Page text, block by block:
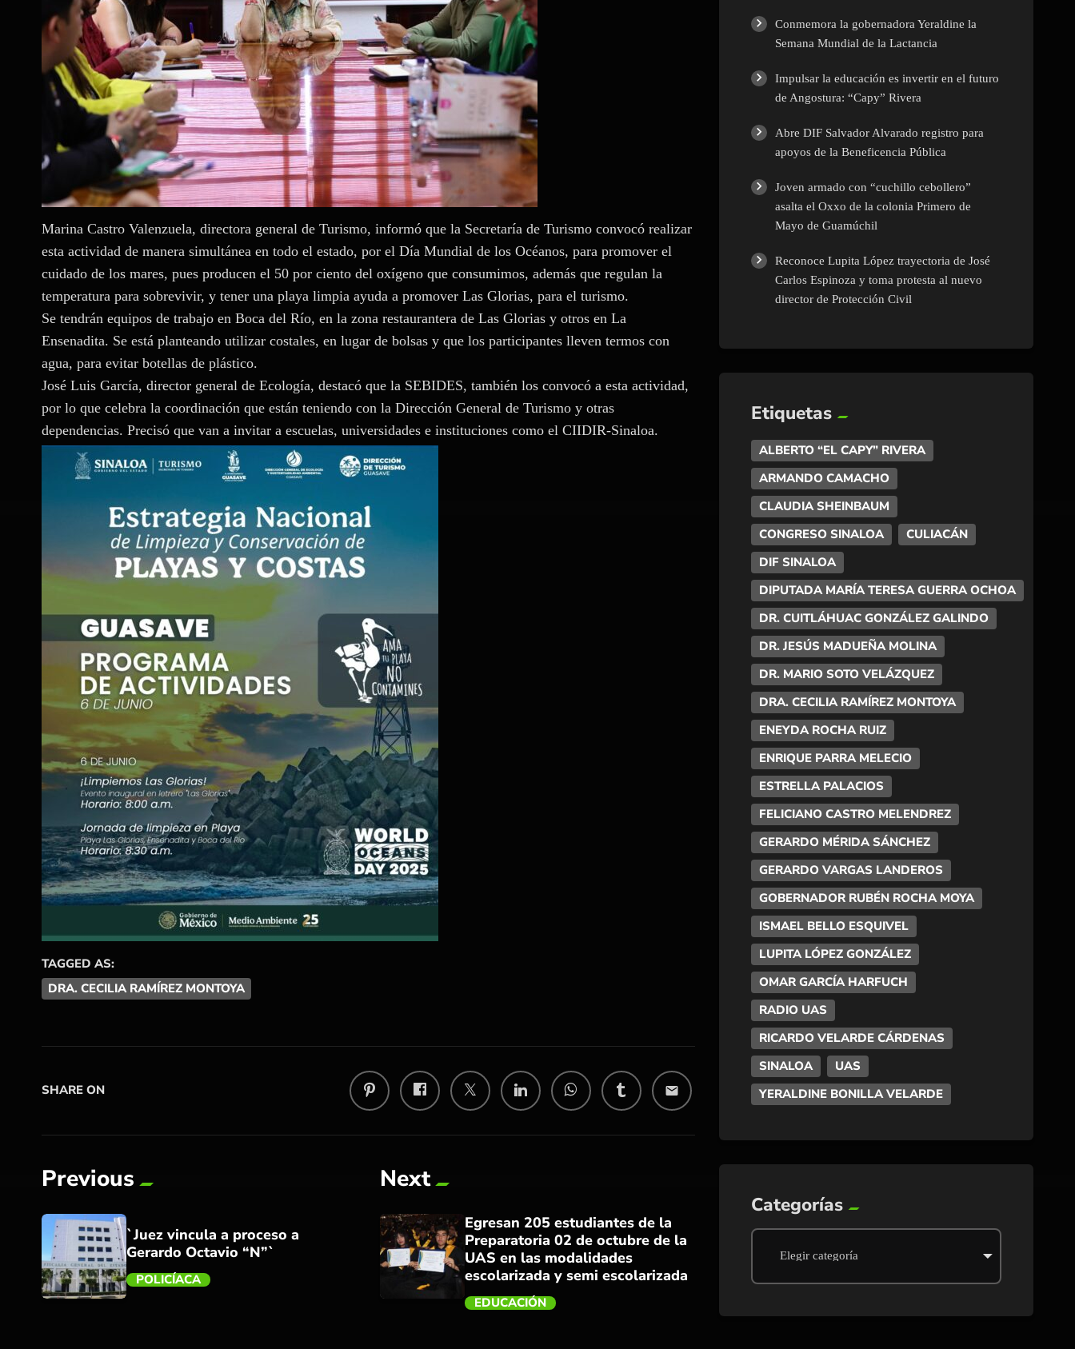
Marina Castro Valenzuela, directora general de Turismo, informó que la Secretaría de Turismo convocó realizar
esta actividad de manera simultánea en todo el estado, por el Día Mundial de los Océanos, para promover el
cuidado de los mares, pues producen el 50 por ciento del oxígeno que consumimos, además que regulan la
temperatura para sobrevivir, y tener una playa limpia ayuda a promover Las Glorias, para el turismo.
Se tendrán equipos de trabajo en Boca del Río, en la zona restaurantera de Las Glorias y otros en La
Ensenadita. Se está planteando utilizar costales, en lugar de bolsas y que los participantes lleven termos con
agua, para evitar botellas de plástico.
José Luis García, director general de Ecología, destacó que la SEBIDES, también los convocó a esta actividad,
por lo que celebra la coordinación que están teniendo con la Dirección General de Turismo y otras
dependencias. Precisó que van a invitar a escuelas, universidades e instituciones como el CIIDIR-Sinaloa.
TAGGED AS:
DRA. CECILIA RAMÍREZ MONTOYA
SHARE ON email
Previous
`Juez vincula a proceso a
Gerardo Octavio “N”`
POLICÍACA
Next
Egresan 205 estudiantes de la
Preparatoria 02 de octubre de la
UAS en las modalidades
escolarizada y semi escolarizada
EDUCACIÓN
Conmemora la gobernadora Yeraldine la
Semana Mundial de la Lactancia
Impulsar la educación es invertir en el futuro
de Angostura: “Capy” Rivera
Abre DIF Salvador Alvarado registro para
apoyos de la Beneficencia Pública
Joven armado con “cuchillo cebollero”
asalta el Oxxo de la colonia Primero de
Mayo de Guamúchil
Reconoce Lupita López trayectoria de José
Carlos Espinoza y toma protesta al nuevo
director de Protección Civil
Etiquetas
ALBERTO “EL CAPY” RIVERA
ARMANDO CAMACHO
CLAUDIA SHEINBAUM
CONGRESO SINALOA
CULIACÁN
DIF SINALOA
DIPUTADA MARÍA TERESA GUERRA OCHOA
DR. CUITLÁHUAC GONZÁLEZ GALINDO
DR. JESÚS MADUEÑA MOLINA
DR. MARIO SOTO VELÁZQUEZ
DRA. CECILIA RAMÍREZ MONTOYA
ENEYDA ROCHA RUIZ
ENRIQUE PARRA MELECIO
ESTRELLA PALACIOS
FELICIANO CASTRO MELENDREZ
GERARDO MÉRIDA SÁNCHEZ
GERARDO VARGAS LANDEROS
GOBERNADOR RUBÉN ROCHA MOYA
ISMAEL BELLO ESQUIVEL
LUPITA LÓPEZ GONZÁLEZ
OMAR GARCÍA HARFUCH
RADIO UAS
RICARDO VELARDE CÁRDENAS
SINALOA
UAS
YERALDINE BONILLA VELARDE
Categorías